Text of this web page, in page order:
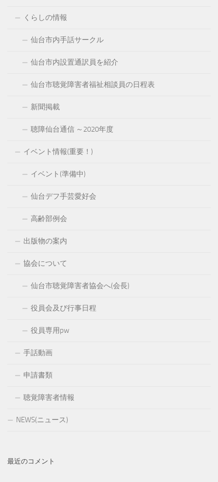
くらしの情報
仙台市内手話サークル
仙台市内設置通訳員を紹介
仙台市聴覚障害者福祉相談員の日程表
新聞掲載
聴障仙台通信 ～2020年度
イベント情報(重要！)
イベント(準備中)
仙台デフ手芸愛好会
高齢部例会
出版物の案内
協会について
仙台市聴覚障害者協会へ(会長)
役員会及び行事日程
役員専用pw
手話動画
申請書類
聴覚障害者情報
NEWS(ニュース)
最近のコメント